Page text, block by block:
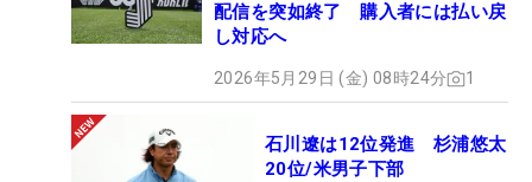
配信を突如終了 購入者には払い戻
し対応へ
2026年5月29日 (金) 08時24分 1
石川遼は12位発進 杉浦悠太
20位/米男子下部